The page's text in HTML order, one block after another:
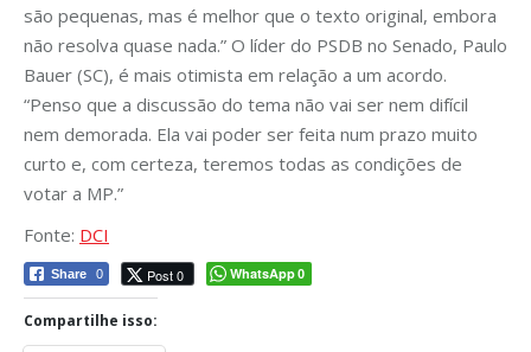
são pequenas, mas é melhor que o texto original, embora
não resolva quase nada.” O líder do PSDB no Senado, Paulo
Bauer (SC), é mais otimista em relação a um acordo.
“Penso que a discussão do tema não vai ser nem difícil
nem demorada. Ela vai poder ser feita num prazo muito
curto e, com certeza, teremos todas as condições de
votar a MP.”
Fonte: DCI
Share 0 Post 0 WhatsApp0
Compartilhe isso: